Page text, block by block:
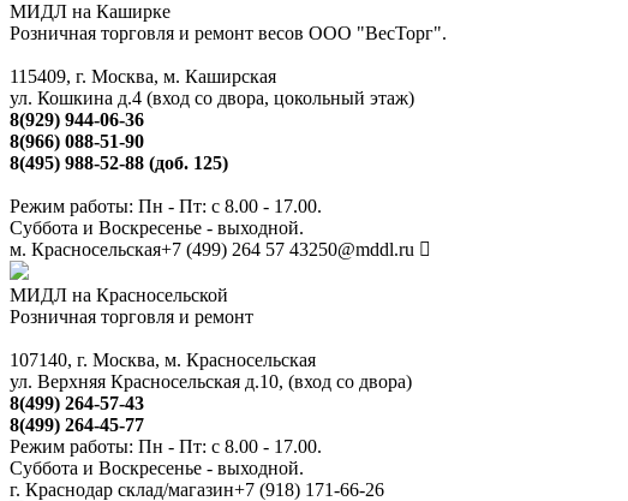
МИДЛ на Каширке
Розничная торговля и ремонт весов ООО "ВесТорг".
115409, г. Москва, м. Каширская
ул. Кошкина д.4 (вход со двора, цокольный этаж)
8(929) 944-06-36
8(966) 088-51-90
8(495) 988-52-88 (доб. 125)
Режим работы: Пн - Пт: с 8.00 - 17.00.
Суббота и Воскресенье - выходной.
м. Красносельская+7 (499) 264 57 43250@mddl.ru
МИДЛ на Красносельской
Розничная торговля и ремонт
107140, г. Москва, м. Красносельская
ул. Верхняя Красносельская д.10, (вход со двора)
8(499) 264-57-43
8(499) 264-45-77
Режим работы: Пн - Пт: с 8.00 - 17.00.
Суббота и Воскресенье - выходной.
г. Краснодар склад/магазин+7 (918) 171-66-26